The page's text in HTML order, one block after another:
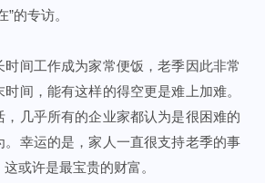
的专访。
间工作成为家常便饭，老季因此非常
间，能有这样的得空更是难上加难。
，几乎所有的企业家都认为是很困难的
。幸运的是，家人一直很支持老季的事
或许是最宝贵的财富。